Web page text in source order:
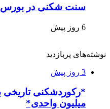
سنت شکنی در بورس
6 روز پیش
نوشته‌های پربازدید
3 روز پیش
میلیون واحدی*